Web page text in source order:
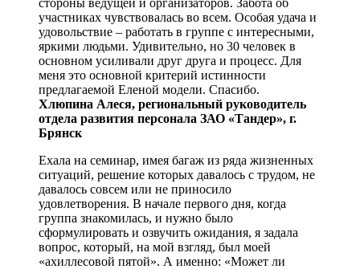
участниках чувствовалась во всем. Особая удача и
удовольствие – работать в группе с интересными,
яркими людьми. Удивительно, но 30 человек в
основном усиливали друг друга и процесс. Для
меня это основной критерий истинности
предлагаемой Еленой модели. Спасибо.
Хлюпина Алеся, региональный руководитель
отдела развития персонала ЗАО «Тандер», г.
Брянск
Ехала на семинар, имея багаж из ряда жизненных
ситуаций, решение которых давалось с трудом, не
давалось совсем или не приносило
удовлетворения. В начале первого дня, когда
группа знакомилась, и нужно было
сформулировать и озвучить ожидания, я задала
вопрос, который, на мой взгляд, был моей
«ахиллесовой пятой». А именно: «Может ли